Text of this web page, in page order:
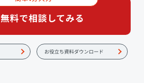
無料で相談してみる
お役立ち資料ダウンロード